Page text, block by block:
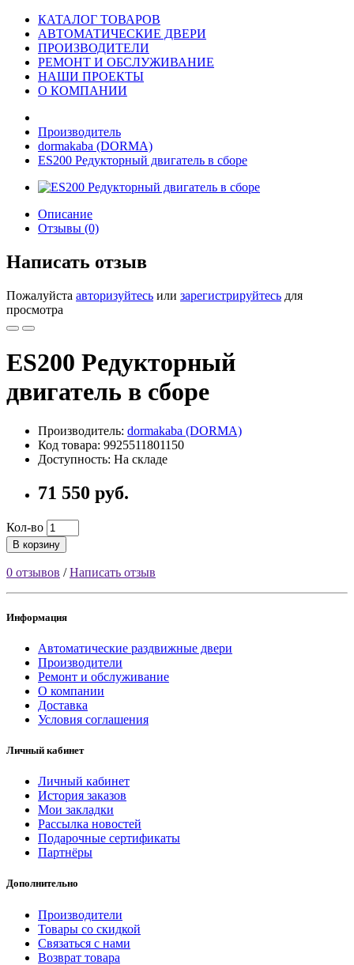
КАТАЛОГ ТОВАРОВ
АВТОМАТИЧЕСКИЕ ДВЕРИ
ПРОИЗВОДИТЕЛИ
РЕМОНТ И ОБСЛУЖИВАНИЕ
НАШИ ПРОЕКТЫ
О КОМПАНИИ
Производитель
dormakaba (DORMA)
ES200 Редукторный двигатель в сборе
Описание
Отзывы (0)
Написать отзыв
Пожалуйста авторизуйтесь или зарегистрируйтесь для
просмотра
ES200 Редукторный
двигатель в сборе
Производитель: dormakaba (DORMA)
Код товара: 9925511801150
Доступность: На складе
71 550 руб.
Кол-во
В корзину
0 отзывов /Написать отзыв
Информация
Автоматические раздвижные двери
Производители
Ремонт и обслуживание
О компании
Доставка
Условия соглашения
Личный кабинет
Личный кабинет
История заказов
Мои закладки
Рассылка новостей
Подарочные сертификаты
Партнёры
Дополнительно
Производители
Товары со скидкой
Связаться с нами
Возврат товара